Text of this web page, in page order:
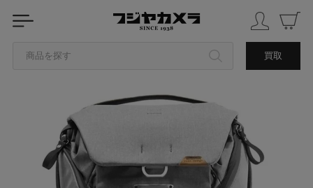
商品を探す 買取
カテゴリから探す
ブランドから探す
中古品を探す